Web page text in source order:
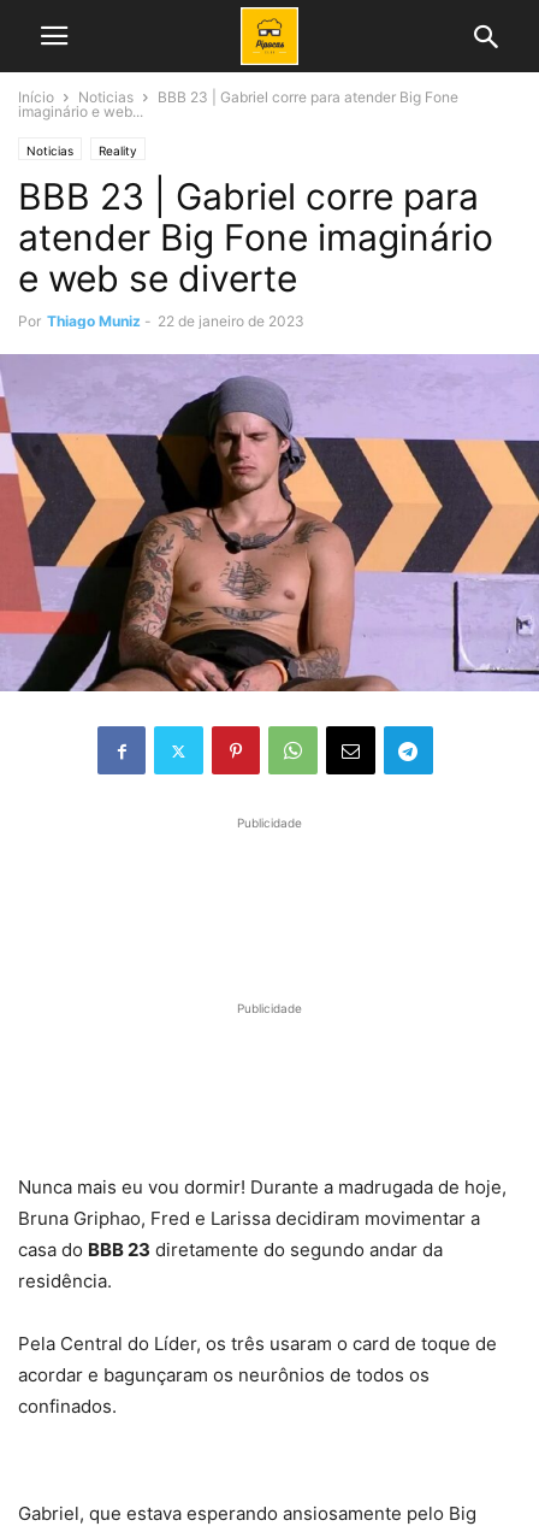
Início Noticias
BBB 23 | Gabriel corre para atender Big Fone
imaginário e web...
Noticias Reality
BBB 23 | Gabriel corre para
atender Big Fone imaginário
e web se diverte
Por Thiago Muniz - 22 de janeiro de 2023
Publicidade
Publicidade
Nunca mais eu vou dormir! Durante a madrugada de hoje,
Bruna Griphao, Fred e Larissa decidiram movimentar a
casa do BBB 23 diretamente do segundo andar da
residência.
Pela Central do Líder, os três usaram o card de toque de
acordar e bagunçaram os neurônios de todos os
confinados.
Gabriel, que estava esperando ansiosamente pelo Big